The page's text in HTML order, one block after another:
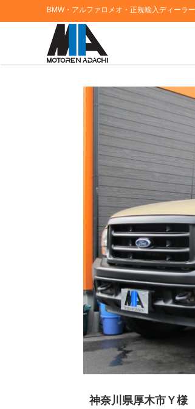
BMW・アルファロメオ・正規輸入ディー
HOME>ブログ一覧> 神奈川県厚木市Ｙ様 フォード
神奈川県厚木市Ｙ様